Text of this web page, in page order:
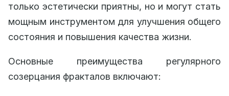
только эстетически приятны, но и могут стать
мощным инструментом для улучшения общего
состояния и повышения качества жизни.
Основные преимущества регулярного
созерцания фракталов включают: